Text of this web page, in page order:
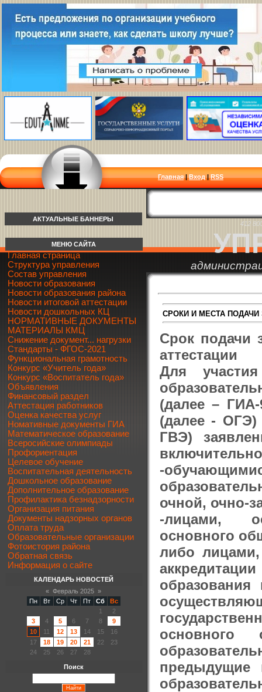
Главная |Вход|RSS
412
АКТУАЛЬНЫЕ БАННЕРЫ
СРОКИ И МЕСТА ПОДАЧИ
Срок подачи
аттестации
Для
(далее – ГИА-
(далее - ОГЭ)
ГВЭ)
-
очной, очно-
-лицами,
основного
либо
основного
предыдущие
МЕНЮ САЙТА
Главная страница
Структура управления
Состав управления
Новости образования
Новости образования района
Новости итоговой аттестации
Новости дошкольных КЦ
НОРМАТИВНЫЕ ДОКУМЕНТЫ
МАТЕРИАЛЫ КМЦ
Снижение документ... нагрузки
Стандарты - ФГОС-2021
Функциональная грамотность
Конкурс «Учитель года»
Конкурс «Воспитатель года»
Объявления
Финансовый раздел
Аттестация работников
Оценка качества услуг
Номативные документы ГИА
Математическое образование
Всеросийские олимпиады
Профориентация
Целевое обучение
Воспитательная деятельность
Дошкольное образование
Дополнительное образование
Профилактика безнадзорности
Организация питания
Документы надзорных органов
Оплата труда
Образовательные организации
Фотоистория района
Обратная связь
Информация о сайте
КАЛЕНДАРЬ НОВОСТЕЙ
« Февраль 2025 »
Пн
Вт Ср Чт Пт Сб
Вс
1
2
3
4 5 6 7 8
9
10
11 12 13 14 15
16
17
18 19 20 21 22
23
24
25 26 27 28
Поиск